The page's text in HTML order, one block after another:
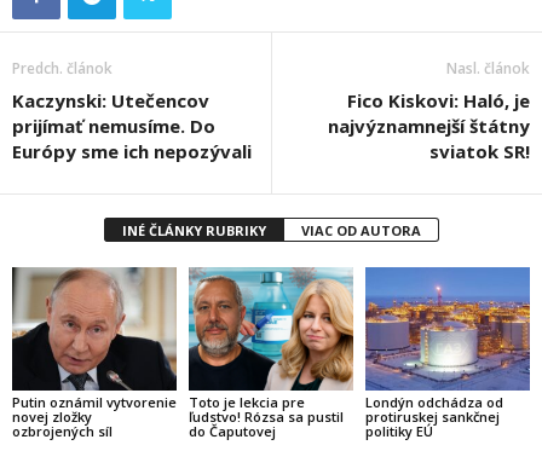
Predch. článok
Kaczynski: Utečencov
prijímať nemusíme. Do
Európy sme ich nepozývali
Nasl. článok
Fico Kiskovi: Haló, je
najvýznamnejší štátny
sviatok SR!
INÉ ČLÁNKY RUBRIKY VIAC OD AUTORA
Putin oznámil vytvorenie
novej zložky
ozbrojených síl
Toto je lekcia pre
ľudstvo! Rózsa sa pustil
do Čaputovej
Londýn odchádza od
protiruskej sankčnej
politiky EÚ